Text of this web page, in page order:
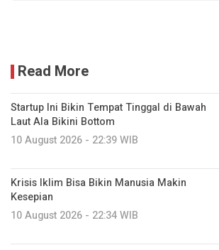
Read More
Startup Ini Bikin Tempat Tinggal di Bawah
Laut Ala Bikini Bottom
10 August 2026 - 22:39 WIB
Krisis Iklim Bisa Bikin Manusia Makin
Kesepian
10 August 2026 - 22:34 WIB